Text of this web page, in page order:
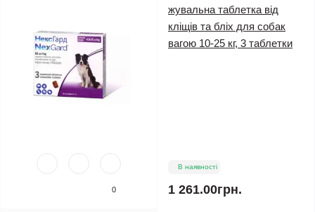
0
жувальна таблетка від
кліщів та бліх для собак
вагою 10-25 кг, 3 таблетки
В наявності
1 261.00грн.